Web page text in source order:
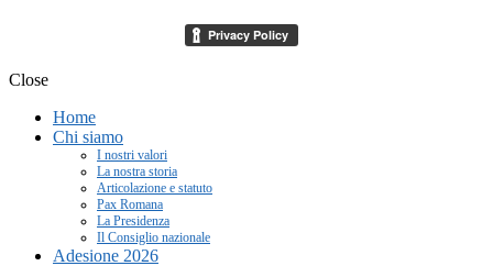
Close
Home
Chi siamo
I nostri valori
La nostra storia
Articolazione e statuto
Pax Romana
La Presidenza
Il Consiglio nazionale
Adesione 2026